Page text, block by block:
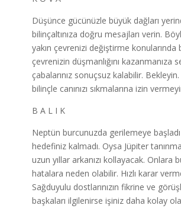
Düşünce gücünüzle büyük dağları
bilinçaltınıza doğru mesajları verin.
yakın çevrenizi değiştirme
çevrenizin düşmanlığını
çabalarınız sonuçsuz kalabilir.
bilinçle canınızı sıkmalarına izin
B A L I K
Neptün burcunuzda gerilemeye
hedefiniz kalmadı. Oysa Jüpiter
uzun yıllar arkanızı kollayacak. Onlara
hatalara neden olabilir. Hızlı karar
Sağduyulu dostlarınızın fikrine ve
başkaları ilgilenirse işiniz daha kolay